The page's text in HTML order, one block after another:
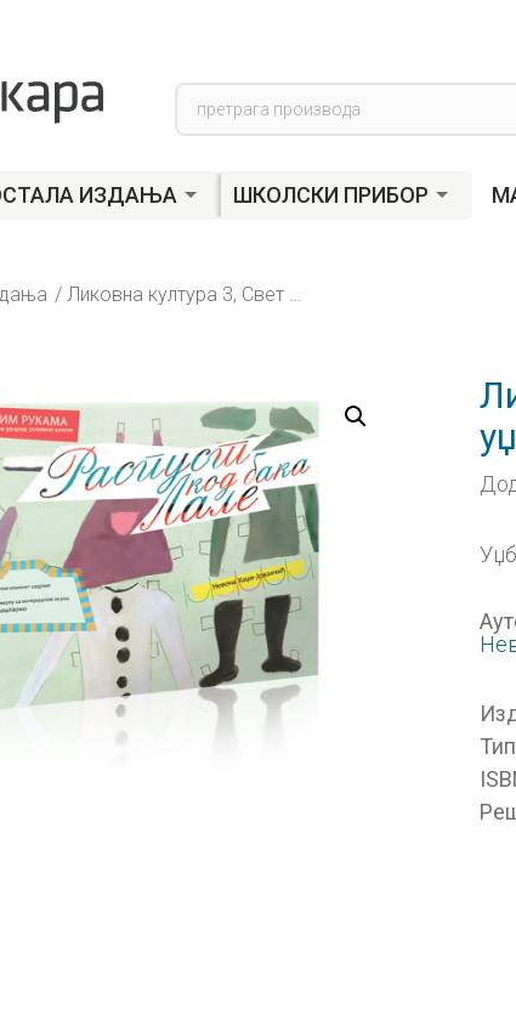
Products
search
ИЗДАЊА ШКОЛСКИ ПРИБОР